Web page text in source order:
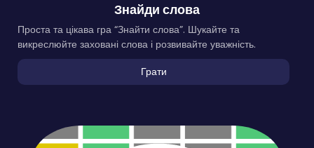
Знайди слова
Проста та цікава гра “Знайти слова”. Шукайте та
викреслюйте заховані слова і розвивайте уважність.
Грати